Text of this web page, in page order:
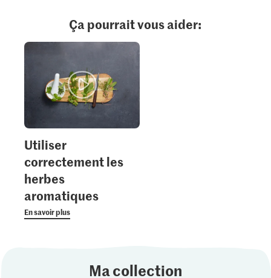
Ça pourrait vous aider:
Utiliser
correctement les
herbes
aromatiques
En savoir plus
Ma collection